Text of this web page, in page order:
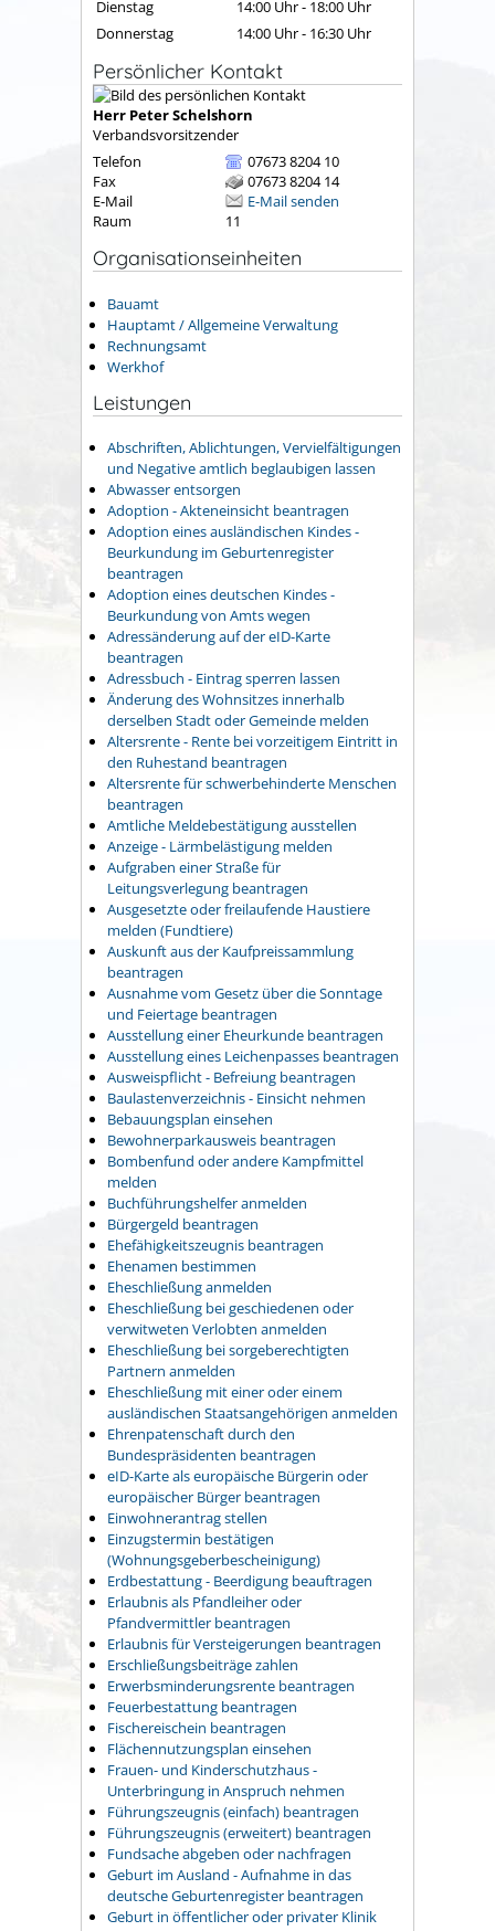
Dienstag 14:00 Uhr- 18:00 Uhr
Donnerstag
14:00 Uhr- 16:30 Uhr
Persönlicher Kontakt
Herr PeterSchelshorn
Verbandsvorsitzender
Telefon
07673 8204 10
Fax
07673 8204 14
E-Mail
E-Mail senden
Raum
11
Organisationseinheiten
Bauamt
Hauptamt / Allgemeine Verwaltung
Rechnungsamt
Werkhof
Leistungen
Abschriften, Ablichtungen, Vervielfältigungen
und Negative amtlich beglaubigen lassen
Abwasser entsorgen
Adoption - Akteneinsicht beantragen
Adoption eines ausländischen Kindes -
Beurkundung im Geburtenregister
beantragen
Adoption eines deutschen Kindes -
Beurkundung von Amts wegen
Adressänderung auf der eID-Karte
beantragen
Adressbuch - Eintrag sperren lassen
Änderung des Wohnsitzes innerhalb
derselben Stadt oder Gemeinde melden
Altersrente - Rente bei vorzeitigem Eintritt in
den Ruhestand beantragen
Altersrente für schwerbehinderte Menschen
beantragen
Amtliche Meldebestätigung ausstellen
Anzeige - Lärmbelästigung melden
Aufgraben einer Straße für
Leitungsverlegung beantragen
Ausgesetzte oder freilaufende Haustiere
melden (Fundtiere)
Auskunft aus der Kaufpreissammlung
beantragen
Ausnahme vom Gesetz über die Sonntage
und Feiertage beantragen
Ausstellung einer Eheurkunde beantragen
Ausstellung eines Leichenpasses beantragen
Ausweispflicht - Befreiung beantragen
Baulastenverzeichnis - Einsicht nehmen
Bebauungsplan einsehen
Bewohnerparkausweis beantragen
Bombenfund oder andere Kampfmittel
melden
Buchführungshelfer anmelden
Bürgergeld beantragen
Ehefähigkeitszeugnis beantragen
Ehenamen bestimmen
Eheschließung anmelden
Eheschließung bei geschiedenen oder
verwitweten Verlobten anmelden
Eheschließung bei sorgeberechtigten
Partnern anmelden
Eheschließung mit einer oder einem
ausländischen Staatsangehörigen anmelden
Ehrenpatenschaft durch den
Bundespräsidenten beantragen
eID-Karte als europäische Bürgerin oder
europäischer Bürger beantragen
Einwohnerantrag stellen
Einzugstermin bestätigen
(Wohnungsgeberbescheinigung)
Erdbestattung - Beerdigung beauftragen
Erlaubnis als Pfandleiher oder
Pfandvermittler beantragen
Erlaubnis für Versteigerungen beantragen
Erschließungsbeiträge zahlen
Erwerbsminderungsrente beantragen
Feuerbestattung beantragen
Fischereischein beantragen
Flächennutzungsplan einsehen
Frauen- und Kinderschutzhaus -
Unterbringung in Anspruch nehmen
Führungszeugnis (einfach) beantragen
Führungszeugnis (erweitert) beantragen
Fundsache abgeben oder nachfragen
Geburt im Ausland - Aufnahme in das
deutsche Geburtenregister beantragen
Geburt in öffentlicher oder privater Klinik